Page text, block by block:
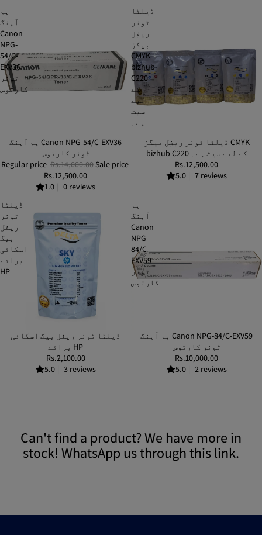
ہم
آہنگ
Canon
NPG-
54/C-
EXV36
ٹونر
کارتوس
SALEہم آہنگ Canon NPG-54/C-EXV36
ٹونر کارتوس
Regular price Rs.14,000.00 Sale price
Rs.12,500.00
1.0
0 reviews
ڈیلٹا
ٹونر
ریفِل
بیگز
CMYK
bizhub
C220
کے
لیے
سیٹ
ہے۔
ڈیلٹا ٹونر ریفِل بیگز CMYK
bizhub C220 کے لیے سیٹ ہے۔
Rs.12,500.00
5.0
7 reviews
ڈیلٹا
ٹونر
ریفل
بیگ
اسکائی
برائے
HP
ڈیلٹا ٹونر ریفل بیگ اسکائی
برائے HP
Rs.2,100.00
5.0
3 reviews
ہم
آہنگ
Canon
NPG-
84/C-
EXV59
ٹونر
کارتوس
ہم آہنگ Canon NPG-84/C-EXV59
ٹونر کارتوس
Rs.10,000.00
5.0
2 reviews
Can't find a product? We have more in
stock! WhatsApp us through this link.